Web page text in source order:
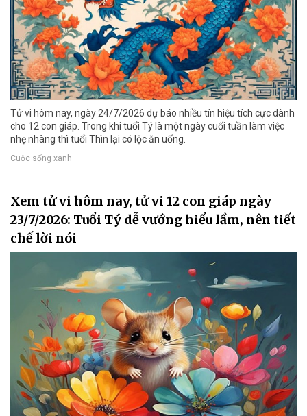
Tử vi hôm nay, ngày 24/7/2026 dự báo nhiều tín hiệu tích cực dành
cho 12 con giáp. Trong khi tuổi Tý là một ngày cuối tuần làm việc
nhẹ nhàng thì tuổi Thìn lại có lộc ăn uống.
Cuộc sống xanh
Xem tử vi hôm nay, tử vi 12 con giáp ngày
23/7/2026: Tuổi Tý dễ vướng hiểu lầm, nên tiết
chế lời nói